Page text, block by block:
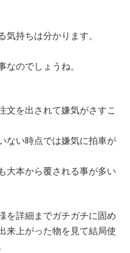
持ちは分かります。
なのでしょうね。
文を出されて嫌気がさすこ
ない時点では嫌気に拍車が
大本から覆される事が多い
を詳細までガチガチに固め
来上がった物を見て結局使